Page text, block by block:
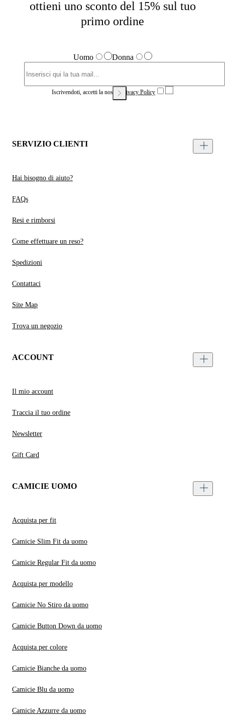
ottieni uno sconto del 15% sul tuo
primo ordine
Uomo Donna
Iscrivendoti, accetti la nostraPrivacy Policy
SERVIZIO CLIENTI
Hai bisogno di aiuto?
FAQs
Resi e rimborsi
Come effettuare un reso?
Spedizioni
Contattaci
Site Map
Trova un negozio
ACCOUNT
Il mio account
Traccia il tuo ordine
Newsletter
Gift Card
CAMICIE UOMO
Acquista per fit
Camicie Slim Fit da uomo
Camicie Regular Fit da uomo
Acquista per modello
Camicie No Stiro da uomo
Camicie Button Down da uomo
Acquista per colore
Camicie Bianche da uomo
Camicie Blu da uomo
Camicie Azzurre da uomo